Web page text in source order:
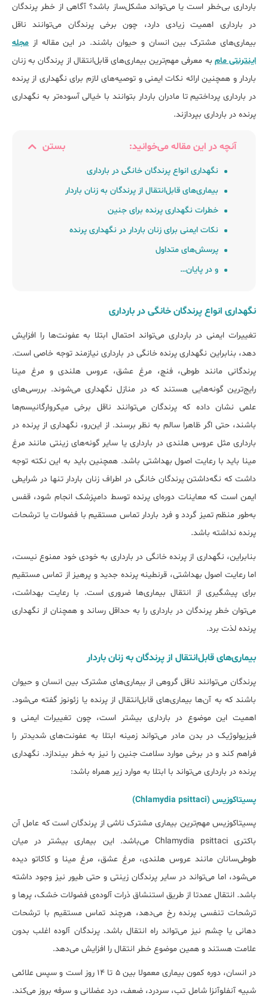
بارداری بی‌خطر است یا می‌تواند مشکل‌ساز باشد؟ آگاهی از خطر پرندگان
در بارداری اهمیت زیادی دارد، چون برخی پرندگان می‌توانند ناقل
بیماری‌های مشترک بین انسان و حیوان باشند. در این مقاله از مجله
اینترنتی مام به معرفی مهم‌ترین بیماری‌های قابل‌انتقال از پرندگان به زنان
باردار و همچنین ارائه نکات ایمنی و توصیه‌های لازم برای نگهداری از پرنده
در بارداری پرداختیم تا مادران باردار بتوانند با خیالی آسوده‌تر به نگهداری
پرنده در بارداری بپردازند.
آنچه در این مقاله می‌خوانید: بستن
نگهداری انواع پرندگان خانگی در بارداری
بیماری‌های قابل‌انتقال از پرندگان به زنان باردار
خطرات نگهداری پرنده برای جنین
نکات ایمنی برای زنان باردار در نگهداری پرنده
پرسش‌های متداول
و در پایان…
نگهداری انواع پرندگان خانگی در بارداری
تغییرات ایمنی در بارداری می‌تواند احتمال ابتلا به عفونت‌ها را افزایش
دهد، بنابراین نگهداری پرنده خانگی در بارداری نیازمند توجه خاصی است.
پرندگانی مانند طوطی، فنچ، مرغ عشق، عروس هلندی و مرغ مینا
رایج‌ترین گونه‌هایی هستند که در منازل نگهداری می‌شوند. بررسی‌های
علمی نشان داده که پرندگان می‌توانند ناقل برخی میکروارگانیسم‌ها
باشند، حتی اگر ظاهرا سالم به نظر برسند. از این‌رو، نگهداری از پرنده در
بارداری مثل عروس هلندی در بارداری یا سایر گونه‌های زینتی مانند مرغ
مینا باید با رعایت اصول بهداشتی باشد. همچنین باید به این نکته توجه
داشت که نگه‌داشتن پرندگان خانگی در اطراف زنان باردار تنها در شرایطی
ایمن است که معاینات دوره‌ای پرنده توسط دامپزشک انجام شود، قفس
به‌طور منظم تمیز گردد و فرد باردار تماس مستقیم با فضولات یا ترشحات
پرنده نداشته باشد.
بنابراین، نگهداری از پرنده خانگی در بارداری به خودی خود ممنوع نیست،
اما رعایت اصول بهداشتی، قرنطینه پرنده جدید و پرهیز از تماس مستقیم
برای پیشگیری از انتقال بیماری‌ها ضروری است. با رعایت بهداشت،
می‌توان خطر پرندگان در بارداری را به حداقل رساند و همچنان از نگهداری
پرنده لذت برد.
بیماری‌های قابل‌انتقال از پرندگان به زنان باردار
پرندگان می‌توانند ناقل گروهی از بیماری‌های مشترک بین انسان و حیوان
باشند که به آن‌ها بیماری‌های قابل‌انتقال از پرنده یا زئونوز گفته می‌شود.
اهمیت این موضوع در بارداری بیشتر است، چون تغییرات ایمنی و
فیزیولوژیک در بدن مادر می‌تواند زمینه ابتلا به عفونت‌های شدیدتر را
فراهم کند و در برخی موارد سلامت جنین را نیز به خطر بیندازد. نگهداری
پرنده در بارداری می‌تواند با ابتلا به موارد زیر همراه باشد:
پسیتاکوزیس (Chlamydia psittaci)
پسیتاکوزیس مهم‌ترین بیماری مشترک ناشی از پرندگان است که عامل آن
باکتری Chlamydia psittaci می‌باشد. این بیماری بیشتر در میان
طوطی‌سانان مانند عروس هلندی، مرغ عشق، مرغ مینا و کاکاتو دیده
می‌شود، اما می‌تواند در سایر پرندگان زینتی و حتی طیور نیز وجود داشته
باشد. انتقال عمدتا از طریق استنشاق ذرات آلوده‌ی فضولات خشک، پرها و
ترشحات تنفسی پرنده رخ می‌دهد، هرچند تماس مستقیم با ترشحات
دهانی یا چشم نیز می‌تواند راه انتقال باشد. پرندگان آلوده اغلب بدون
علامت هستند و همین موضوع خطر انتقال را افزایش می‌دهد.
در انسان، دوره کمون بیماری معمولا بین ۵ تا ۱۴ روز است و سپس علائمی
شبیه آنفلوآنزا شامل تب، سردرد، ضعف، درد عضلانی و سرفه بروز می‌کند.